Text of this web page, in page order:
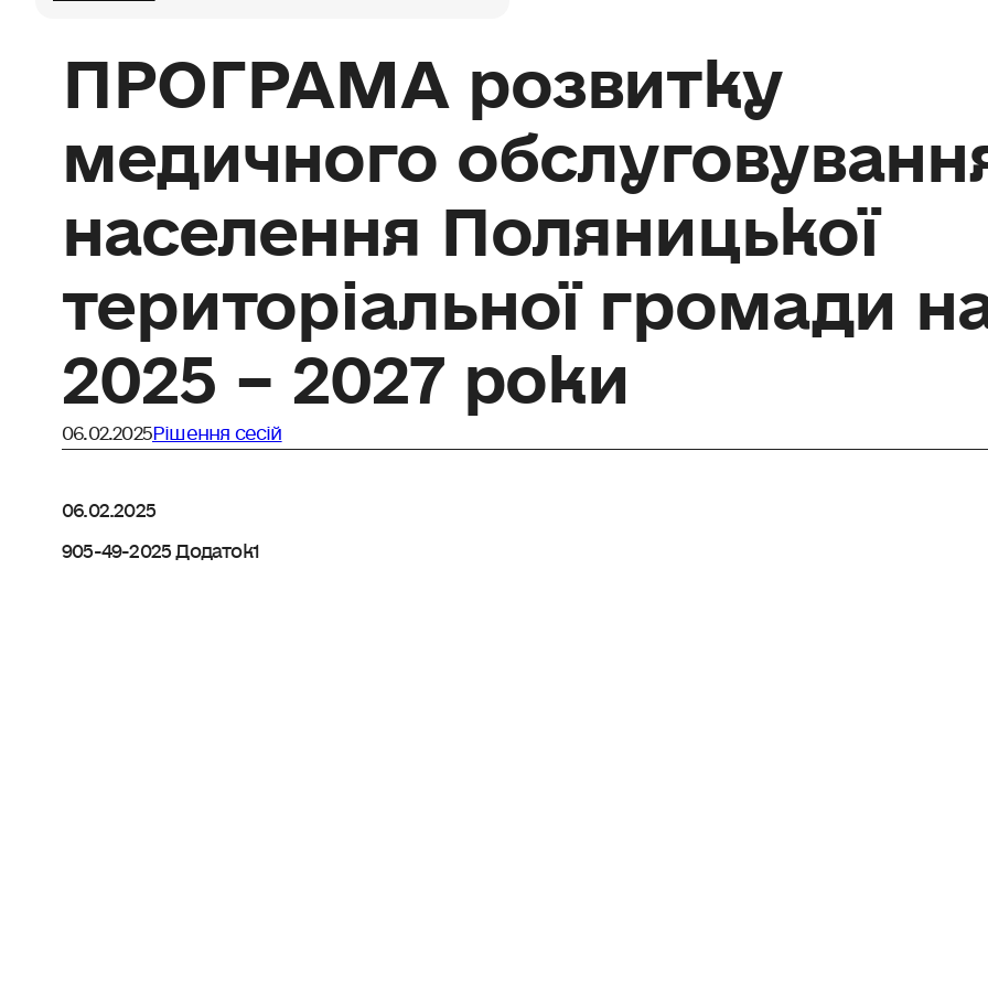
ПРОГРАМА розвитку
медичного
населення Поляницької
територіальної громади
2025 – 2027 роки
06.02.2025Рішення сесій
06.02.2025
905-49-2025 Додаток1